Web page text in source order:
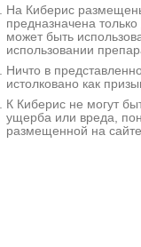
* - клиника
На Киберис
предназначена
может быть
использовании
Ничто в
истолковано как
К Киберис не могут
ущерба или вреда,
размещенной на